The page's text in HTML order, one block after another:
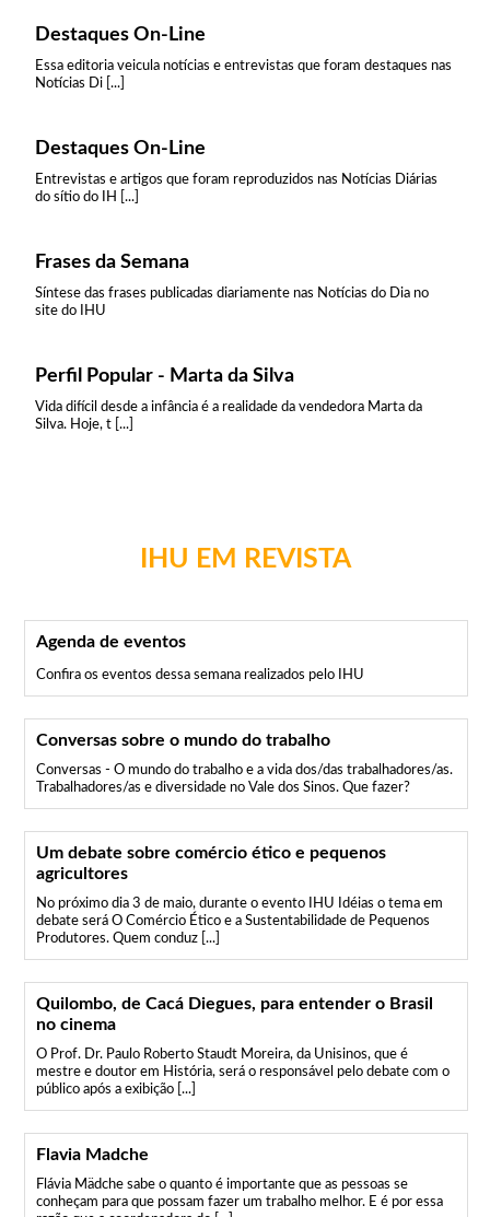
Destaques On-Line
Essa editoria veicula notícias e entrevistas que foram destaques nas
Notícias Di [...]
Destaques On-Line
Entrevistas e artigos que foram reproduzidos nas Notícias Diárias
do sítio do IH [...]
Frases da Semana
Síntese das frases publicadas diariamente nas Notícias do Dia no
site do IHU
Perfil Popular - Marta da Silva
Vida difícil desde a infância é a realidade da vendedora Marta da
Silva. Hoje, t [...]
IHU EM REVISTA
Agenda de eventos
Confira os eventos dessa semana realizados pelo IHU
Conversas sobre o mundo do trabalho
Conversas - O mundo do trabalho e a vida dos/das trabalhadores/as.
Trabalhadores/as e diversidade no Vale dos Sinos. Que fazer?
Um debate sobre comércio ético e pequenos
agricultores
No próximo dia 3 de maio, durante o evento IHU Idéias o tema em
debate será O Comércio Ético e a Sustentabilidade de Pequenos
Produtores. Quem conduz [...]
Quilombo, de Cacá Diegues, para entender o Brasil
no cinema
O Prof. Dr. Paulo Roberto Staudt Moreira, da Unisinos, que é
mestre e doutor em História, será o responsável pelo debate com o
público após a exibição [...]
Flavia Madche
Flávia Mädche sabe o quanto é importante que as pessoas se
conheçam para que possam fazer um trabalho melhor. E é por essa